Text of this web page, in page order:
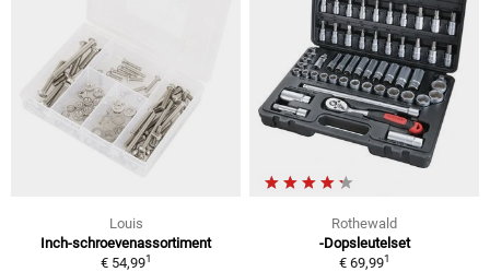
Louis
Inch-schroevenassortiment
€ 54,991
Rothewald
-Dopsleutelset
€ 69,991